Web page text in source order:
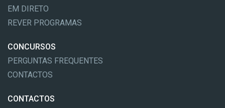
EM DIRETO
REVER PROGRAMAS
CONCURSOS
PERGUNTAS FREQUENTES
CONTACTOS
CONTACTOS